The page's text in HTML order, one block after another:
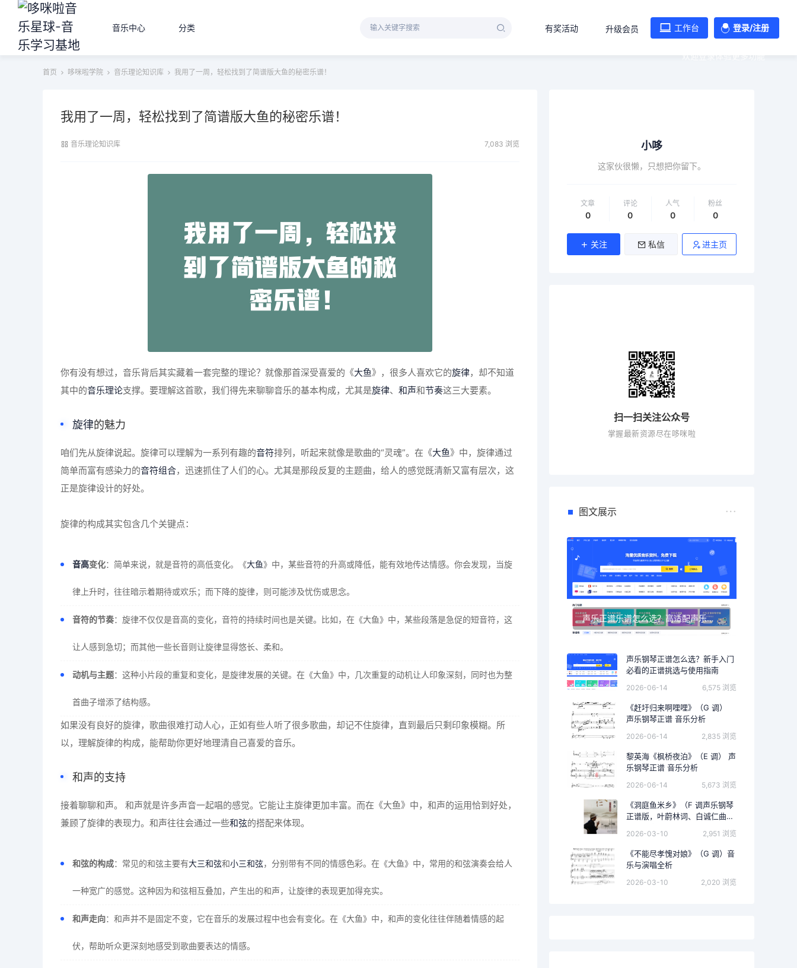
音乐中心 分类 有奖活动 升级会员 工作台 登录/注册
首页 哆咪啦学院 音乐理论知识库 我用了一周，轻松找到了简谱版大鱼的秘密乐谱！
我用了一周，轻松找到了简谱版大鱼的秘密乐谱！
音乐理论知识库 7,083 浏览
你有没有想过，音乐背后其实藏着一套完整的理论？就像那首深受喜爱的《大鱼》，很多人喜欢它的旋律，却不知道
其中的音乐理论支撑。要理解这首歌，我们得先来聊聊音乐的基本构成，尤其是旋律、 和声和节奏这三大要素。
旋律的魅力
咱们先从旋律说起。旋律可以理解为一系列有趣的音符排列，听起来就像是歌曲的“灵魂”。在《大鱼》中，旋律通过
简单而富有感染力的音符组合，迅速抓住了人们的心。尤其是那段反复的主题曲，给人的感觉既清新又富有层次，这
正是旋律设计的好处。
旋律的构成其实包含几个关键点：
音高变化：简单来说，就是音符的高低变化。《大鱼》中，某些音符的升高或降低，能有效地传达情感。你会发现，当旋
律上升时，往往暗示着期待或欢乐；而下降的旋律，则可能涉及忧伤或思念。
音符的节奏：旋律不仅仅是音高的变化，音符的持续时间也是关键。比如，在《大鱼》中，某些段落是急促的短音符，这
让人感到急切；而其他一些长音则让旋律显得悠长、柔和。
动机与主题：这种小片段的重复和变化，是旋律发展的关键。在《大鱼》中，几次重复的动机让人印象深刻，同时也为整
首曲子增添了结构感。
如果没有良好的旋律，歌曲很难打动人心，正如有些人听了很多歌曲，却记不住旋律，直到最后只剩印象模糊。所
以，理解旋律的构成，能帮助你更好地理清自己喜爱的音乐。
和声的支持
接着聊聊和声。 和声就是许多声音一起唱的感觉。它能让主旋律更加丰富。而在《大鱼》中，和声的运用恰到好处，
兼顾了旋律的表现力。和声往往会通过一些和弦的搭配来体现。
和弦的构成：常见的和弦主要有大三和弦和小三和弦，分别带有不同的情感色彩。在《大鱼》中，常用的和弦演奏会给人
一种宽广的感觉。这种因为和弦相互叠加，产生出的和声，让旋律的表现更加得充实。
和声走向：和声并不是固定不变，它在音乐的发展过程中也会有变化。在《大鱼》中，和声的变化往往伴随着情感的起
伏，帮助听众更深刻地感受到歌曲要表达的情感。
小哆
这家伙很懒，只想把你留下。
文章
0
评论
0
人气
0
粉丝
0
关注 私信 进主页
扫一扫关注公众号
掌握最新资源尽在哆咪啦
图文展示
声乐正谱乐谱怎么选？高适配声乐正谱钢琴伴奏资源推荐
声乐钢琴正谱怎么选？新手入门
必看的正谱挑选与使用指南
2026-06-14 6,575 浏览
《赶圩归来啊哩哩》（G 调）
声乐钢琴正谱 音乐分析
2026-06-14 2,835 浏览
黎英海《枫桥夜泊》（E 调） 声
乐钢琴正谱 音乐分析
2026-06-14 5,673 浏览
《洞庭鱼米乡》（F 调声乐钢琴
正谱版，叶蔚林词、白诚仁曲）
2026-03-10 2,951 浏览
《不能尽孝愧对娘》（G 调）音
乐与演唱全析
2026-03-10 2,020 浏览